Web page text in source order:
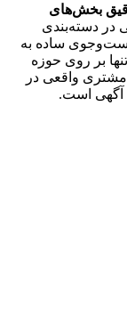
بخش‌های
در دسته‌بندی
ساده به
بر روی حوزه
مشتری واقعی در
آگهی است.